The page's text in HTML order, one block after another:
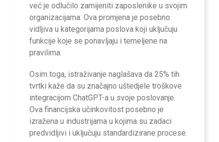
već je odlučilo zamijeniti zaposlenike u svojim
organizacijama. Ova promjena je posebno
vidljiva u kategorijama poslova koji uključuju
funkcije koje se ponavljaju i temeljene na
pravilima.
Osim toga, istraživanje naglašava da 25% tih
tvrtki kaže da su značajno uštedjele troškove
integracijom ChatGPT-a u svoje poslovanje.
Ova financijska učinkovitost posebno je
izražena u industrijama u kojima su zadaci
predvidljivi i uključuju standardizirane procese.